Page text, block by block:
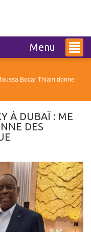
Menu
Bocar Thiam donne
À DUBAÏ : ME
DES